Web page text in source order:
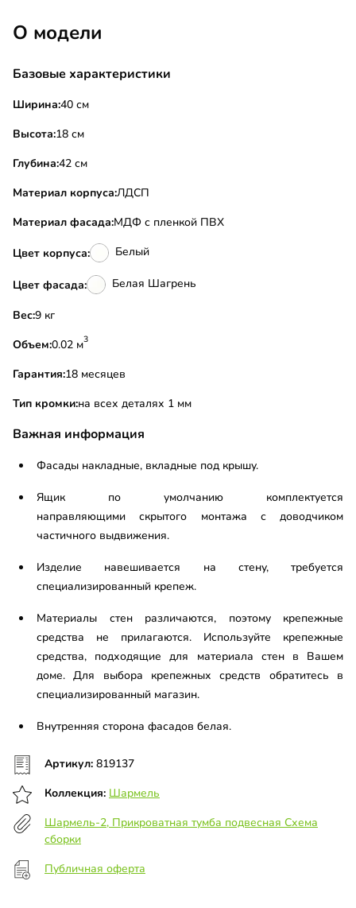
О модели
Базовые характеристики
Ширина:40 см
Высота:18 см
Глубина:42 см
Материал корпуса:ЛДСП
Материал фасада:МДФ с пленкой ПВХ
Цвет корпуса: Белый
Цвет фасада: Белая Шагрень
Вес:
9 кг
Объем:
0.02 м3
Гарантия:18 месяцев
Тип кромки:на всех деталях 1 мм
Важная информация
Фасады накладные, вкладные под крышу.
Ящик по умолчанию комплектуется
направляющими скрытого монтажа с доводчиком
частичного выдвижения.
Изделие навешивается на стену, требуется
специализированный крепеж.
Материалы стен различаются, поэтому крепежные
средства не прилагаются. Используйте крепежные
средства, подходящие для материала стен в Вашем
доме. Для выбора крепежных средств обратитесь в
специализированный магазин.
Внутренняя сторона фасадов белая.
Артикул: 819137
Коллекция: Шармель
Шармель-2, Прикроватная тумба подвесная Схема
сборки
Публичная оферта